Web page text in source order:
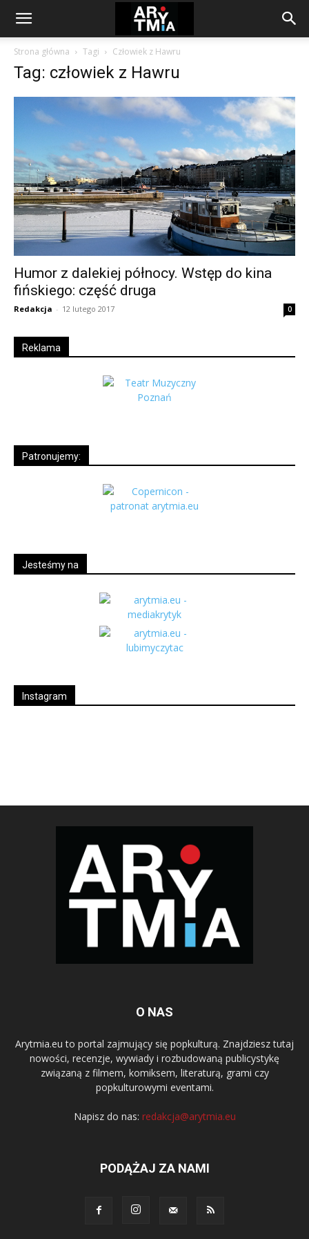
arytmia.eu
Strona główna Tagi Człowiek z Hawru
Tag: człowiek z Hawru
Humor z dalekiej północy. Wstęp do kina
fińskiego: część druga
Redakcja - 12 lutego 2017 0
Reklama
Patronujemy:
Jesteśmy na
Instagram
O NAS
Arytmia.eu to portal zajmujący się popkulturą. Znajdziesz tutaj
nowości, recenzje, wywiady i rozbudowaną publicystykę
związaną z filmem, komiksem, literaturą, grami czy
popkulturowymi eventami.
Napisz do nas: redakcja@arytmia.eu
PODĄŻAJ ZA NAMI